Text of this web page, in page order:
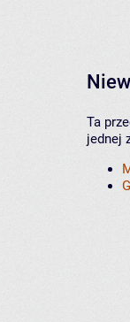
Ta
jednej